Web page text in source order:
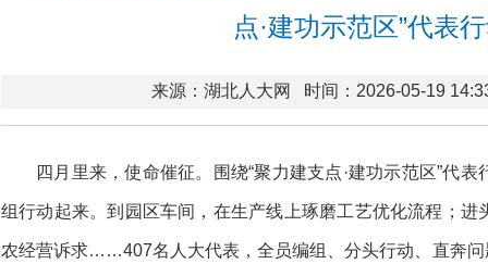
点·建功示范区”代表
来源：湖北人大网 时间：2026-05-19
四月里来，使命催征。围绕“聚力建支点·建功示范区”代
组行动起来。到园区车间，在生产线上琢磨工艺优化流程；
农经营诉求……407名人大代表，全员编组、分头行动、直奔问